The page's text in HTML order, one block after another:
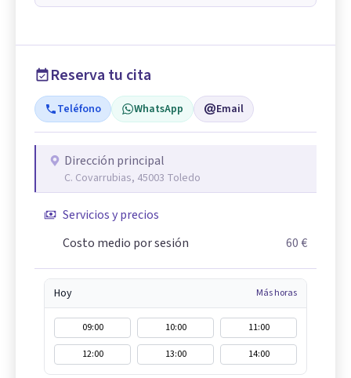
Reserva tu cita
Teléfono WhatsApp Email
Dirección principal
C. Covarrubias, 45003 Toledo
Servicios y precios
Costo medio por sesión
60 €
Hoy Más horas
09:00 10:00
11:00
12:00
13:00 14:00